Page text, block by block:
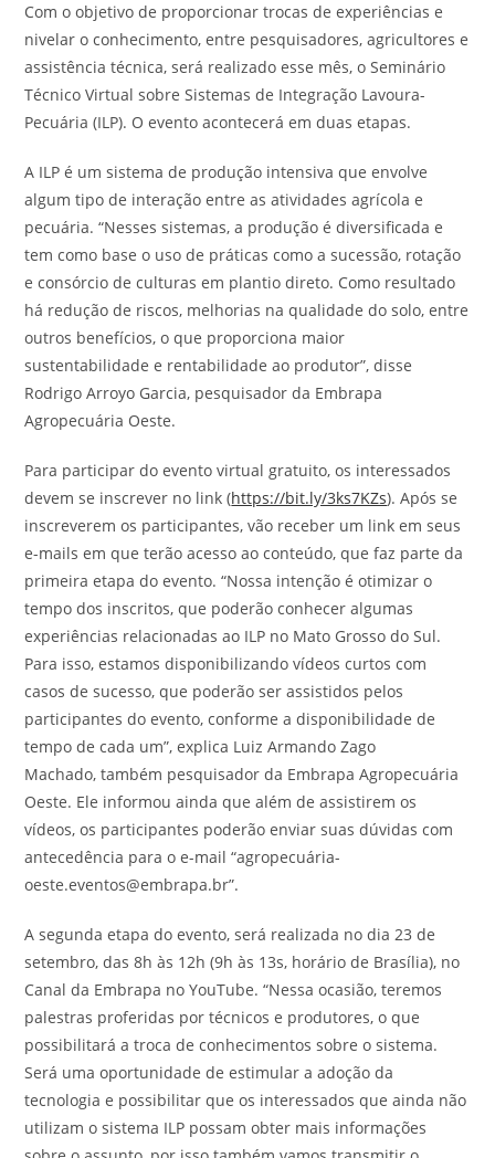
Com o objetivo de proporcionar trocas de experiências e
nivelar o conhecimento, entre pesquisadores, agricultores e
assistência técnica, será realizado esse mês, o Seminário
Técnico Virtual sobre Sistemas de Integração Lavoura-
Pecuária (ILP). O evento acontecerá em duas etapas.
A ILP é um sistema de produção intensiva que envolve
algum tipo de interação entre as atividades agrícola e
pecuária. “Nesses sistemas, a produção é diversificada e
tem como base o uso de práticas como a sucessão, rotação
e consórcio de culturas em plantio direto. Como resultado
há redução de riscos, melhorias na qualidade do solo, entre
outros benefícios, o que proporciona maior
sustentabilidade e rentabilidade ao produtor”, disse
Rodrigo Arroyo Garcia, pesquisador da Embrapa
Agropecuária Oeste.
Para participar do evento virtual gratuito, os interessados
devem se inscrever no link (https://bit.ly/3ks7KZs). Após se
inscreverem os participantes, vão receber um link em seus
e-mails em que terão acesso ao conteúdo, que faz parte da
primeira etapa do evento. “Nossa intenção é otimizar o
tempo dos inscritos, que poderão conhecer algumas
experiências relacionadas ao ILP no Mato Grosso do Sul.
Para isso, estamos disponibilizando vídeos curtos com
casos de sucesso, que poderão ser assistidos pelos
participantes do evento, conforme a disponibilidade de
tempo de cada um”, explica Luiz Armando Zago
Machado, também pesquisador da Embrapa Agropecuária
Oeste. Ele informou ainda que além de assistirem os
vídeos, os participantes poderão enviar suas dúvidas com
antecedência para o e-mail “agropecuária-
oeste.eventos@embrapa.br”.
A segunda etapa do evento, será realizada no dia 23 de
setembro, das 8h às 12h (9h às 13s, horário de Brasília), no
Canal da Embrapa no YouTube. “Nessa ocasião, teremos
palestras proferidas por técnicos e produtores, o que
possibilitará a troca de conhecimentos sobre o sistema.
Será uma oportunidade de estimular a adoção da
tecnologia e possibilitar que os interessados que ainda não
utilizam o sistema ILP possam obter mais informações